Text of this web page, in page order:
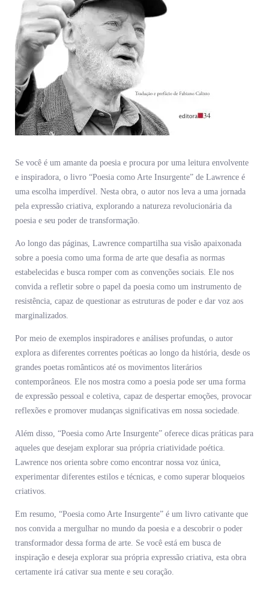
Se você é um amante da poesia e procura por uma leitura envolvente
e inspiradora, o livro “Poesia como Arte Insurgente” de Lawrence é
uma escolha imperdível. Nesta obra, o autor nos leva a uma jornada
pela expressão criativa, explorando a natureza revolucionária da
poesia e seu poder de transformação.
Ao longo das páginas, Lawrence compartilha sua visão apaixonada
sobre a poesia como uma forma de arte que desafia as normas
estabelecidas e busca romper com as convenções sociais. Ele nos
convida a refletir sobre o papel da poesia como um instrumento de
resistência, capaz de questionar as estruturas de poder e dar voz aos
marginalizados.
Por meio de exemplos inspiradores e análises profundas, o autor
explora as diferentes correntes poéticas ao longo da história, desde os
grandes poetas românticos até os movimentos literários
contemporâneos. Ele nos mostra como a poesia pode ser uma forma
de expressão pessoal e coletiva, capaz de despertar emoções, provocar
reflexões e promover mudanças significativas em nossa sociedade.
Além disso, “Poesia como Arte Insurgente” oferece dicas práticas para
aqueles que desejam explorar sua própria criatividade poética.
Lawrence nos orienta sobre como encontrar nossa voz única,
experimentar diferentes estilos e técnicas, e como superar bloqueios
criativos.
Em resumo, “Poesia como Arte Insurgente” é um livro cativante que
nos convida a mergulhar no mundo da poesia e a descobrir o poder
transformador dessa forma de arte. Se você está em busca de
inspiração e deseja explorar sua própria expressão criativa, esta obra
certamente irá cativar sua mente e seu coração.